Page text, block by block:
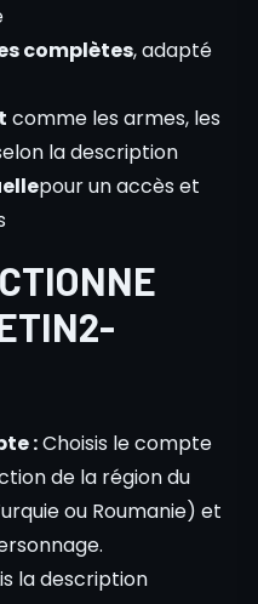
complètes, adapté
comme les armes, les
la description
pour un accès et
:Choisis le compte
de la région du
ou Roumanie) et
la description